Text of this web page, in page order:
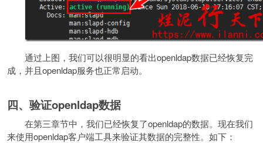
通过上图，我们可以很明显的看出openldap数据已经恢复完
成，并且openldap服务也正常启动。
四、验证openldap数据
在第三章节中，我们已经恢复了openldap的数据。现在我们
来使用openldap客户端工具来验证其数据的完整性。如下：